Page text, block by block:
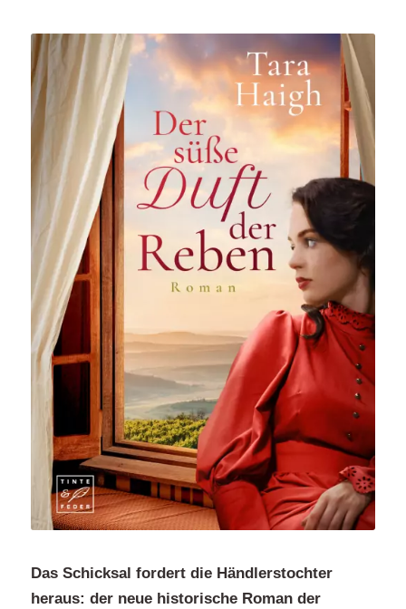
Das Schicksal fordert die Händlerstochter
heraus: der neue historische Roman der